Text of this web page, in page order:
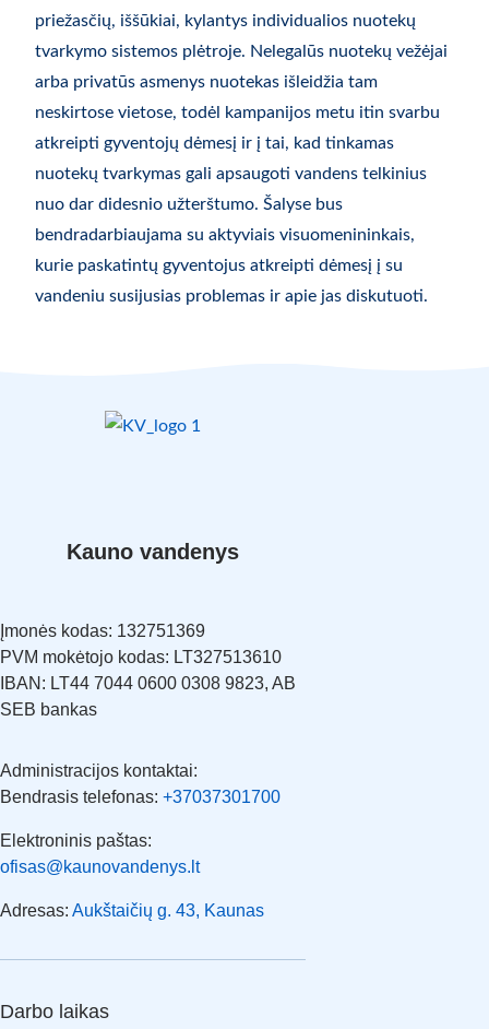
priežasčių, iššūkiai, kylantys individualios nuotekų
tvarkymo sistemos plėtroje. Nelegalūs nuotekų vežėjai
arba privatūs asmenys nuotekas išleidžia tam
neskirtose vietose, todėl kampanijos metu itin svarbu
atkreipti gyventojų dėmesį ir į tai, kad tinkamas
nuotekų tvarkymas gali apsaugoti vandens telkinius
nuo dar didesnio užterštumo. Šalyse bus
bendradarbiaujama su aktyviais visuomenininkais,
kurie paskatintų gyventojus atkreipti dėmesį į su
vandeniu susijusias problemas ir apie jas diskutuoti.
Kauno vandenys
Įmonės kodas: 132751369
PVM mokėtojo kodas: LT327513610
IBAN: LT44 7044 0600 0308 9823, AB
SEB bankas
Administracijos kontaktai:
Bendrasis telefonas: +37037301700
Elektroninis paštas:
ofisas@kaunovandenys.lt
Adresas: Aukštaičių g. 43, Kaunas
Darbo laikas